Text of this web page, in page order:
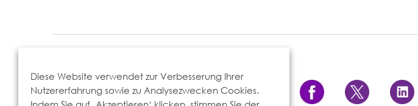
Diese Website verwendet zur Verbesserung Ihrer
Nutzererfahrung sowie zu Analysezwecken Cookies.